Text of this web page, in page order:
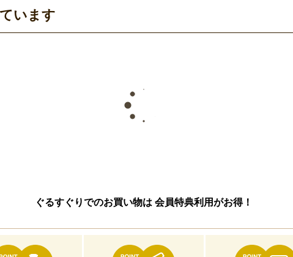
います
ぐるすぐりでのお買い物は 会員特典利用がお得！